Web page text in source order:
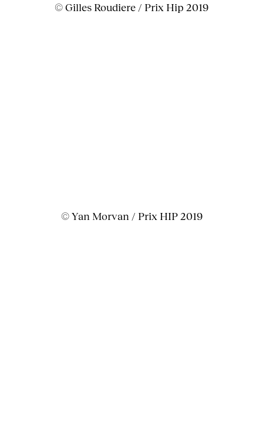
© Gilles Roudiere / Prix Hip 2019
© Yan Morvan / Prix HIP 2019